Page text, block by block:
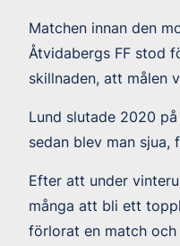
Matchen innan den
Åtvidabergs FF stod
skillnaden, att målen
Lund slutade 2020
sedan blev man
Efter att under
många att bli ett
förlorat en match